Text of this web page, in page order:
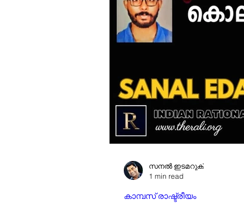
കാമ്പസ് രാഷ്ട്രീയം
സനൽ ഇടമറുക്
1 min read